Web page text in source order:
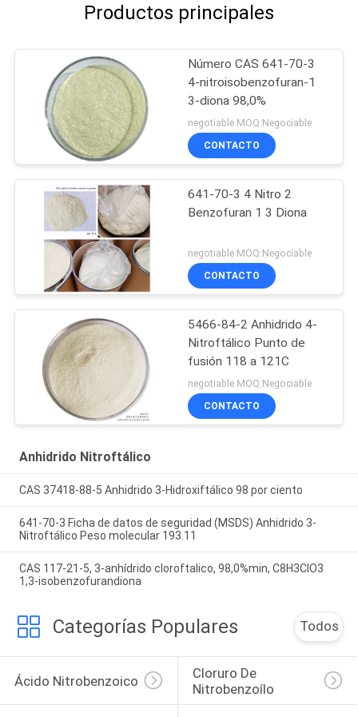
Productos principales
Número CAS 641-70-3
4-nitroisobenzofuran-1
3-diona 98,0%
negotiable MOQ:Negociable
CONTACTO
641-70-3 4 Nitro 2
Benzofuran 1 3 Diona
negotiable MOQ:Negociable
CONTACTO
5466-84-2 Anhidrido 4-
Nitroftálico Punto de
fusión 118 a 121C
negotiable MOQ:Negociable
CONTACTO
Anhidrido Nitroftálico
CAS 37418-88-5 Anhidrido 3-Hidroxiftálico 98 por ciento
641-70-3 Ficha de datos de seguridad (MSDS) Anhidrido 3-
Nitroftálico Peso molecular 193.11
CAS 117-21-5, 3-anhídrido cloroftalico, 98,0%min, C8H3ClO3
1,3-isobenzofurandiona
Categorías Populares Todos
Ácido Nitrobenzoico
Cloruro De
Nitrobenzoílo